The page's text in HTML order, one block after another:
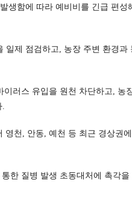
생함에 따라 예비비를 긴급 편성
일제 점검하고, 농장 주변 환경과
러스 유입을 원천 차단하고, 농
.
천, 안동, 예천 등 최근 경상권
한 질병 발생 초동대처에 촉각을